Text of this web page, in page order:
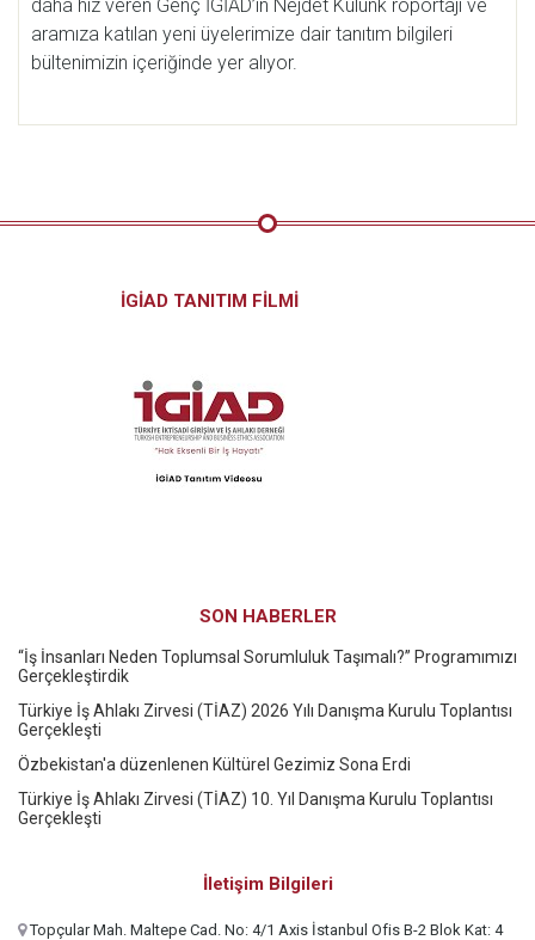
daha hız veren Genç İGİAD’ın Nejdet Külünk röportajı ve
aramıza katılan yeni üyelerimize dair tanıtım bilgileri
bültenimizin içeriğinde yer alıyor.
İGİAD TANITIM FİLMİ
SON HABERLER
“İş İnsanları Neden Toplumsal Sorumluluk Taşımalı?” Programımızı
Gerçekleştirdik
Türkiye İş Ahlakı Zirvesi (TİAZ) 2026 Yılı Danışma Kurulu Toplantısı
Gerçekleşti
Özbekistan'a düzenlenen Kültürel Gezimiz Sona Erdi
Türkiye İş Ahlakı Zirvesi (TİAZ) 10. Yıl Danışma Kurulu Toplantısı
Gerçekleşti
İletişim Bilgileri
Topçular Mah. Maltepe Cad. No: 4/1 Axis İstanbul Ofis B-2 Blok Kat: 4